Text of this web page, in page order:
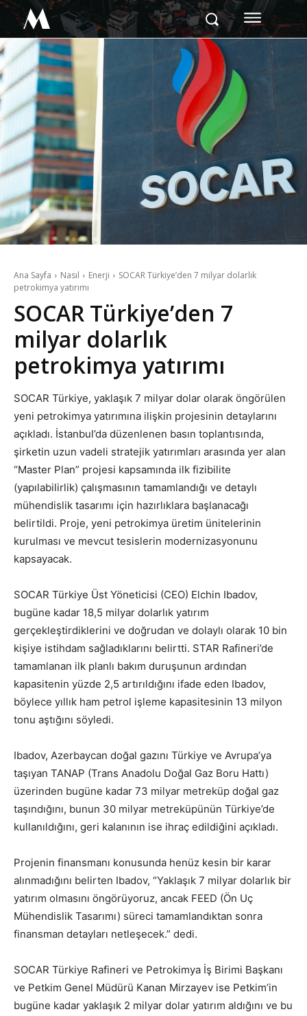
M
Ana Sayfa Nasıl Enerji
SOCAR Türkiye’den 7 milyar dolarlık
petrokimya yatırımı
SOCAR Türkiye’den 7
milyar dolarlık
petrokimya yatırımı
SOCAR Türkiye, yaklaşık 7 milyar dolar olarak öngörülen
yeni petrokimya yatırımına ilişkin projesinin detaylarını
açıkladı. İstanbul’da düzenlenen basın toplantısında,
şirketin uzun vadeli stratejik yatırımları arasında yer alan
“Master Plan” projesi kapsamında ilk fizibilite
(yapılabilirlik) çalışmasının tamamlandığı ve detaylı
mühendislik tasarımı için hazırlıklara başlanacağı
belirtildi. Proje, yeni petrokimya üretim ünitelerinin
kurulması ve mevcut tesislerin modernizasyonunu
kapsayacak.
SOCAR Türkiye Üst Yöneticisi (CEO) Elchin Ibadov,
bugüne kadar 18,5 milyar dolarlık yatırım
gerçekleştirdiklerini ve doğrudan ve dolaylı olarak 10 bin
kişiye istihdam sağladıklarını belirtti. STAR Rafineri’de
tamamlanan ilk planlı bakım duruşunun ardından
kapasitenin yüzde 2,5 artırıldığını ifade eden Ibadov,
böylece yıllık ham petrol işleme kapasitesinin 13 milyon
tonu aştığını söyledi.
Ibadov, Azerbaycan doğal gazını Türkiye ve Avrupa’ya
taşıyan TANAP (Trans Anadolu Doğal Gaz Boru Hattı)
üzerinden bugüne kadar 73 milyar metreküp doğal gaz
taşındığını, bunun 30 milyar metreküpünün Türkiye’de
kullanıldığını, geri kalanının ise ihraç edildiğini açıkladı.
Projenin finansmanı konusunda henüz kesin bir karar
alınmadığını belirten Ibadov, “Yaklaşık 7 milyar dolarlık bir
yatırım olmasını öngörüyoruz, ancak FEED (Ön Uç
Mühendislik Tasarımı) süreci tamamlandıktan sonra
finansman detayları netleşecek.” dedi.
SOCAR Türkiye Rafineri ve Petrokimya İş Birimi Başkanı
ve Petkim Genel Müdürü Kanan Mirzayev ise Petkim’in
bugüne kadar yaklaşık 2 milyar dolar yatırım aldığını ve bu